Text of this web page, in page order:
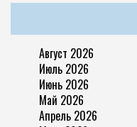
Август 2026
Июль 2026
Июнь 2026
Май 2026
Апрель 2026